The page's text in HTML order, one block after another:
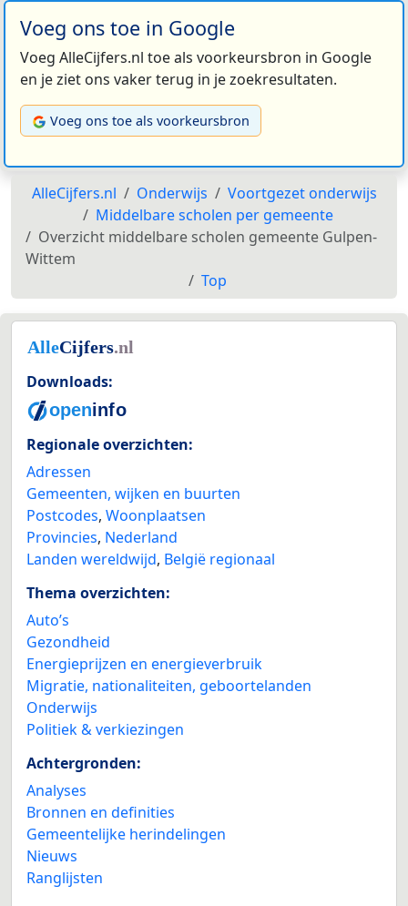
Voeg ons toe in Google
Voeg AlleCijfers.nl toe als voorkeursbron in Google
en je ziet ons vaker terug in je zoekresultaten.
Voeg ons toe als voorkeursbron
AlleCijfers.nl Onderwijs
Voortgezet onderwijs
Middelbare scholen per gemeente
Overzicht middelbare scholen gemeente Gulpen-
Wittem
Top
Downloads:
Regionale overzichten:
Adressen
Gemeenten, wijken en buurten
Postcodes, Woonplaatsen
Provincies, Nederland
Landen wereldwijd, België regionaal
Thema overzichten:
Auto’s
Gezondheid
Energieprijzen en energieverbruik
Migratie, nationaliteiten, geboortelanden
Onderwijs
Politiek & verkiezingen
Achtergronden:
Analyses
Bronnen en definities
Gemeentelijke herindelingen
Nieuws
Ranglijsten